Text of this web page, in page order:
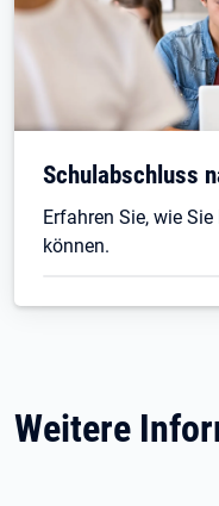
Schulabschluss
Erfahren Sie, wie
können.
Weitere